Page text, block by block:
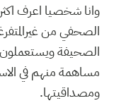
وانا شخصيا اعرف
الصحفي من
الصحيفة ويستعملون
مساهمة منهم في
ومصداقيتها.